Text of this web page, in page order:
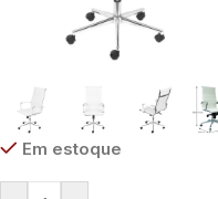
Em estoque